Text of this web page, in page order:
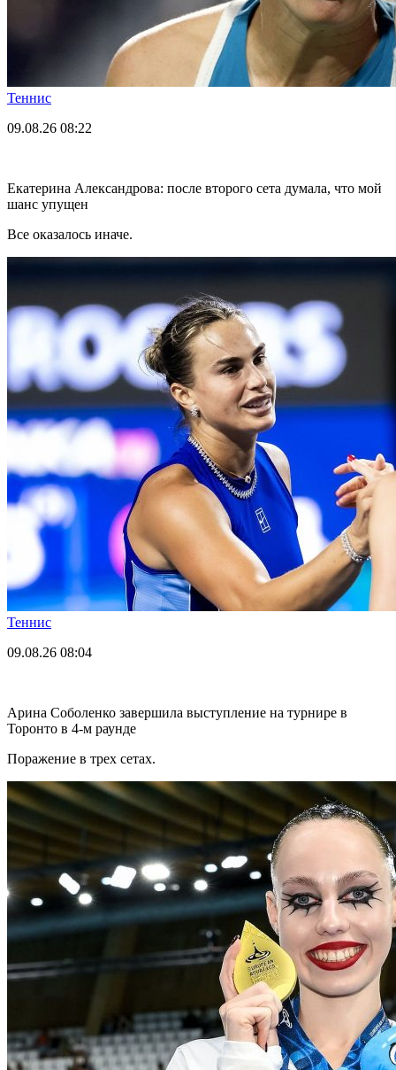
Теннис
09.08.26 08:22
Екатерина Александрова: после второго сета думала, что мой
шанс упущен
Все оказалось иначе.
Теннис
09.08.26 08:04
Арина Соболенко завершила выступление на турнире в
Торонто в 4-м раунде
Поражение в трех сетах.